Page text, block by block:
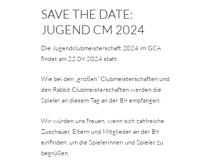
SAVE THE DATE:
JUGEND CM 2024
Die Jugendclubmeisterschaft 2024 im GCA
findet am 22.09.2024 statt.
Wie bei den „großen“ Clubmeisterschaften und
den Rabbit Clubmeisterschaften werden die
Spieler an diesem Tag an der B9 empfangen.
Wir würden uns freuen, wenn sich zahlreiche
Zuschauer, Eltern und Mitglieder an der B9
einfinden, um die Spielerinnen und Spieler zu
begrüßen.